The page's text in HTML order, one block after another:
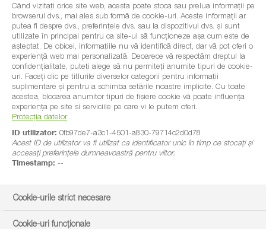
Când vizitați orice site web, acesta poate stoca sau prelua informații pe
browserul dvs., mai ales sub formă de cookie-uri. Aceste informații ar
putea fi despre dvs., preferințele dvs. sau la dispozitivul dvs. și sunt
utilizate în principal pentru ca site-ul să funcționeze așa cum este de
așteptat. De obicei, informațiile nu vă identifică direct, dar vă pot oferi o
experiență web mai personalizată. Deoarece vă respectăm dreptul la
confidențialitate, puteți alege să nu permiteți anumite tipuri de cookie-
uri. Faceți clic pe titlurile diverselor categorii pentru informații
suplimentare și pentru a schimba setările noastre implicite. Cu toate
acestea, blocarea anumitor tipuri de fișiere cookie vă poate influența
experiența pe site și serviciile pe care vi le putem oferi.
Protecția datelor
ID utilizator: 0fb97de7-a3c1-4501-a830-79714c2d0d78
Acest ID de utilizator va fi utilizat ca identificator unic în timp ce stocați și
accesați preferințele dumneavoastră pentru viitor.
Timestamp: --
Cookie-urile strict necesare
Cookie-uri funcționale